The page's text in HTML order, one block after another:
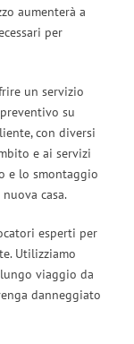
aumenterà a
per
un servizio
su
con diversi
e ai servizi
e lo smontaggio
casa.
esperti per
Utilizziamo
viaggio da
danneggiato